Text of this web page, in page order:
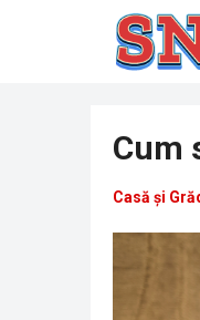
Cum
Casă și